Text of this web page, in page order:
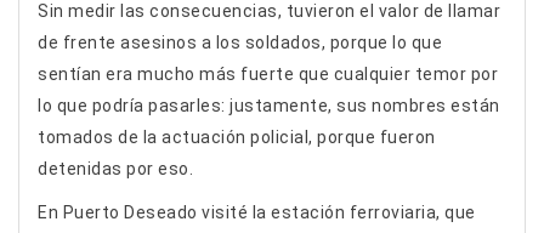
Sin medir las consecuencias, tuvieron el valor de llamar
de frente asesinos a los soldados, porque lo que
sentían era mucho más fuerte que cualquier temor por
lo que podría pasarles: justamente, sus nombres están
tomados de la actuación policial, porque fueron
detenidas por eso.
En Puerto Deseado visité la estación ferroviaria, que